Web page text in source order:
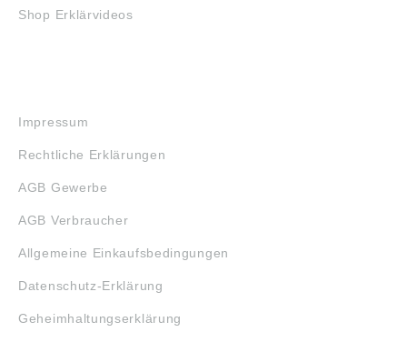
Shop Erklärvideos
Impressum
Rechtliche Erklärungen
AGB Gewerbe
AGB Verbraucher
Allgemeine Einkaufsbedingungen
Datenschutz-Erklärung
Geheimhaltungserklärung